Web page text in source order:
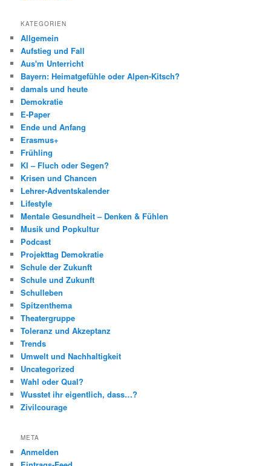
KATEGORIEN
Allgemein
Aufstieg und Fall
Aus'm Unterricht
Bayern: Heimatgefühle oder Alpen-Kitsch?
damals und heute
Demokratie
E-Paper
Ende und Anfang
Erasmus+
Frühling
KI – Fluch oder Segen?
Krisen und Chancen
Lehrer-Adventskalender
Lifestyle
Mentale Gesundheit – Denken & Fühlen
Musik und Popkultur
Podcast
Projekttag Demokratie
Schule der Zukunft
Schule und Zukunft
Schulleben
Spitzenthema
Theatergruppe
Toleranz und Akzeptanz
Trends
Umwelt und Nachhaltigkeit
Uncategorized
Wahl oder Qual?
Wusstet ihr eigentlich, dass…?
Zivilcourage
META
Anmelden